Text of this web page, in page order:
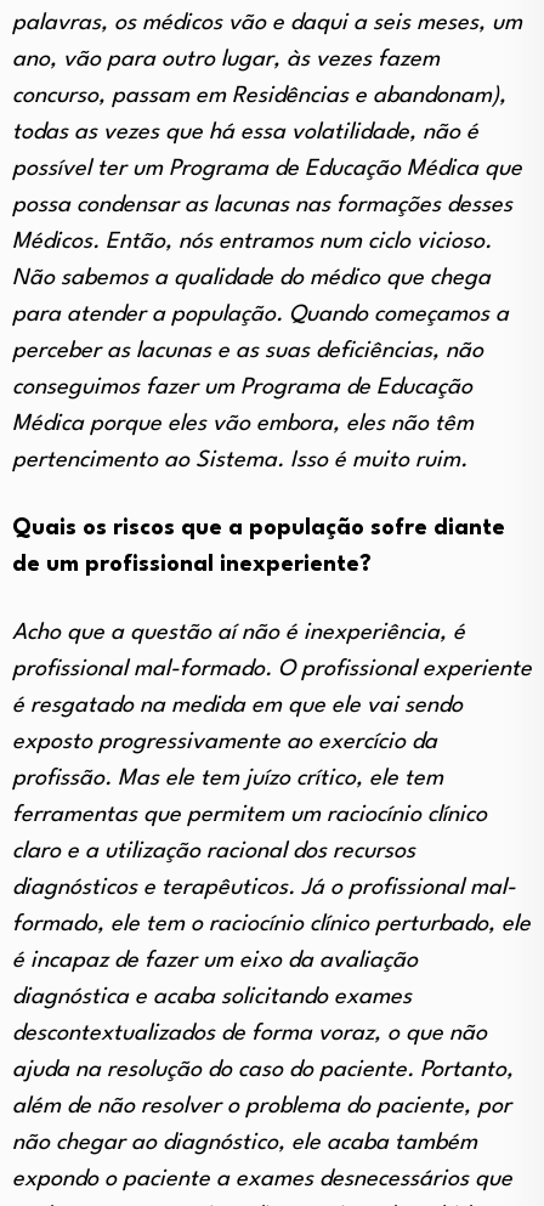
palavras, os médicos vão e daqui a seis meses, um
ano, vão para outro lugar, às vezes fazem
concurso, passam em Residências e abandonam),
todas as vezes que há essa volatilidade, não é
possível ter um Programa de Educação Médica que
possa condensar as lacunas nas formações desses
Médicos. Então, nós entramos num ciclo vicioso.
Não sabemos a qualidade do médico que chega
para atender a população. Quando começamos a
perceber as lacunas e as suas deficiências, não
conseguimos fazer um Programa de Educação
Médica porque eles vão embora, eles não têm
pertencimento ao Sistema. Isso é muito ruim.
Quais os riscos que a população sofre diante
de um profissional inexperiente?
Acho que a questão aí não é inexperiência, é
profissional mal-formado. O profissional experiente
é resgatado na medida em que ele vai sendo
exposto progressivamente ao exercício da
profissão. Mas ele tem juízo crítico, ele tem
ferramentas que permitem um raciocínio clínico
claro e a utilização racional dos recursos
diagnósticos e terapêuticos. Já o profissional mal-
formado, ele tem o raciocínio clínico perturbado, ele
é incapaz de fazer um eixo da avaliação
diagnóstica e acaba solicitando exames
descontextualizados de forma voraz, o que não
ajuda na resolução do caso do paciente. Portanto,
além de não resolver o problema do paciente, por
não chegar ao diagnóstico, ele acaba também
expondo o paciente a exames desnecessários que